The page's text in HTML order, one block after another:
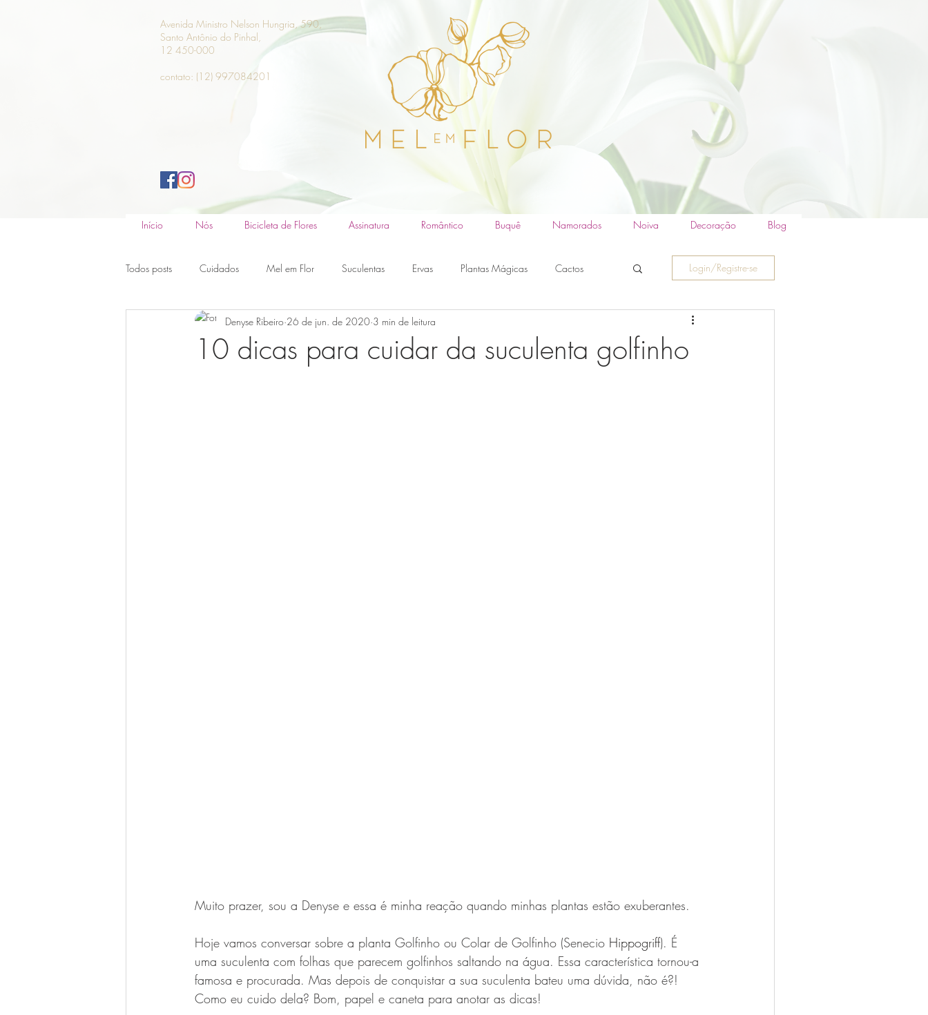
Início Nós Bicicleta de Flores Assinatura Romântico Buquê Namorados Noiva Decoração Blog
Avenida Ministro Nelson Hungria, 590,
Santo Antônio do Pinhal,
12 450-000
contato: (12) 997084201
Todos posts Cuidados Mel em Flor Suculentas Ervas Plantas Mágicas Cactos
Flores Casamento
Login/Registre-se
10 dicas para cuidar da suculenta golfinho
Denyse Ribeiro 26 de jun. de 2020 3 min de leitura
Muito prazer, sou a Denyse e essa é minha reação quando minhas plantas estão exuberantes.
Hoje vamos conversar sobre a planta Golfinho ou Colar de Golfinho (Senecio Hippogriff). É
uma suculenta com folhas que parecem golfinhos saltando na água. Essa característica tornou-a
famosa e procurada. Mas depois de conquistar a sua suculenta bateu uma dúvida, não é?!
Como eu cuido dela? Bom, papel e caneta para anotar as dicas!